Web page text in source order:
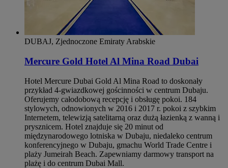
DUBAJ, Zjednoczone Emiraty Arabskie
Mercure Gold Hotel Al Mina Road Dubai
Hotel Mercure Dubai Gold Al Mina Road to doskonały
przykład 4-gwiazdkowej gościnności w centrum Dubaju.
Oferujemy całodobową recepcję i obsługę pokoi. 184
stylowych, odnowionych w 2016 i 2017 r. pokoi z szybkim
Internetem, telewizją satelitarną oraz dużą łazienką z wanną i
prysznicem. Hotel znajduje się 20 minut od
międzynarodowego lotniska w Dubaju, niedaleko centrum
konferencyjnego w Dubaju, gmachu World Trade Centre i
plaży Jumeirah Beach. Zapewniamy darmowy transport na
plażę i do centrum Dubai Mall.